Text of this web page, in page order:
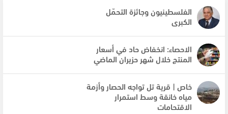
الفلسطينيون وجائزة التحمّل
الكبرى
الاحصاء: انخفاض حاد في أسعار
المنتج خلال شهر حزيران الماضي
خاص | قرية تل تواجه الحصار وأزمة
مياه خانقة وسط استمرار
الاقتحامات